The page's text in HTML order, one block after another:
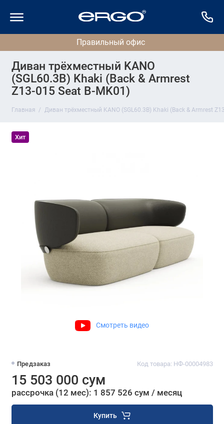
Диван трёхместный KANO
(SGL60.3B) Khaki (Back & Armrest
Z13-015 Seat B-MK01)
Главная Диван трёхместный KANO (SGL60.3B) Khaki (Back & Armrest
Хит
Смотреть видео
Предзаказ Код товара: НФ-00004983
15 503 000 сум
рассрочка (12 мес): 1 857 526 сум / месяц
Купить